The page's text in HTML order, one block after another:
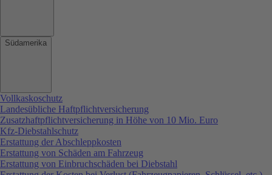
Südamerika
Vollkaskoschutz
Landesübliche Haftpflichtversicherung
Zusatzhaftpflichtversicherung in Höhe von 10 Mio. Euro
Kfz-Diebstahlschutz
Erstattung der Abschleppkosten
Erstattung von Schäden am Fahrzeug
Erstattung von Einbruchschäden bei Diebstahl